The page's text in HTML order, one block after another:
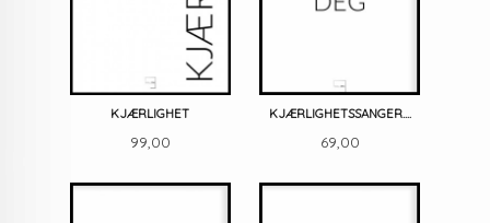
KJÆRLIGHET
Pris
99,00
KJÆRLIGHETSSANGER....
Pris
69,00